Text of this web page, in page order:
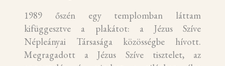
1989 őszén egy templomban láttam
kifüggesztve a plakátot: a Jézus Szíve
Népleányai Társasága közösségbe hívott.
Megragadott a Jézus Szíve tisztelet, az